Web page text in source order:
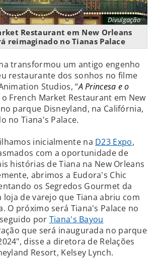
Divulgação
Restaurant em New Orleans
reimaginado no Tianas Palace
transformou um antigo engenho
restaurante dos sonhos no filme
Studios, “A Princesa e o
o French Market Restaurant em New
parque Disneyland, na Califórnia,
no Tiana's Palace.
inicialmente na D23 Expo,
com a oportunidade de
histórias de Tiana na New Orleans
abrimos a Eudora's Chic
os Segredos Gourmet da
loja de varejo que Tiana abriu com
O próximo será Tiana's Palace no
por Tiana's Bayou
que será inaugurada no parque
disse a diretora de Relações
Resort, Kelsey Lynch.